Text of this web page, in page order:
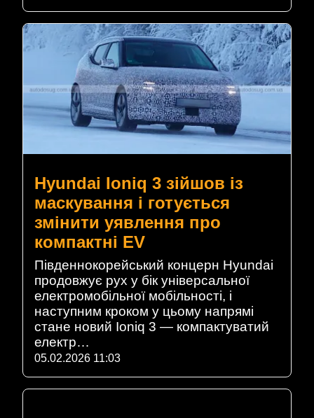
Hyundai Ioniq 3 зійшов із
маскування і готується
змінити уявлення про
компактні EV
Південнокорейський концерн Hyundai
продовжує рух у бік універсальної
електромобільної мобільності, і
наступним кроком у цьому напрямі
стане новий Ioniq 3 — компактуватий
електр…
05.02.2026 11:03